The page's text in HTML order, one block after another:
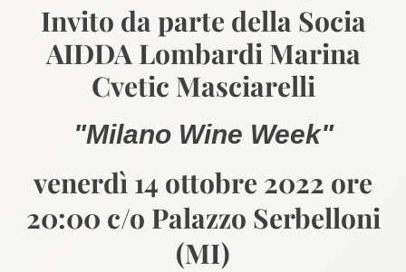
Invito da parte della Socia
AIDDA Lombardi Marina
Cvetic Masciarelli
"Milano Wine Week"
venerdì 14 ottobre 2022 ore
20:00 c/o Palazzo Serbelloni
(MI)